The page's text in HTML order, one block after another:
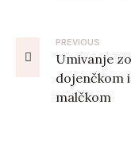
PREVIOUS
Umivanje
dojenčkom
malčkom